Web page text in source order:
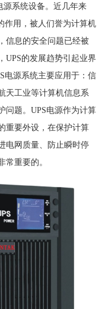
源系统设备。近几年来
作用，被人们誉为计算机
信息的安全问题已经被
UPS的发展趋势引起业界
电源系统主要应用于：信
天工业等计算机信息系
问题。UPS电源作为计算
重要外设，在保护计算
电网质量、防止瞬时停
重要的。